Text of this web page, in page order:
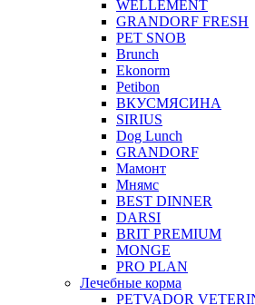
WELLEMENT
GRANDORF FRESH
PET SNOB
Brunch
Ekonorm
Petibon
ВКУСМЯСИНА
SIRIUS
Dog Lunch
GRANDORF
Мамонт
Мнямс
BEST DINNER
DARSI
BRIT PREMIUM
MONGE
PRO PLAN
Лечебные корма
PETVADOR